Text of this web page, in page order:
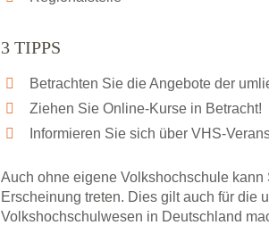
3 TIPPS
Betrachten Sie die Angebote der
Ziehen Sie Online-Kurse in Betracht!
Informieren Sie sich über VHS-
Auch ohne eigene Volkshochschule
Erscheinung treten. Dies gilt auch für die
Volkshochschulwesen in Deutschland